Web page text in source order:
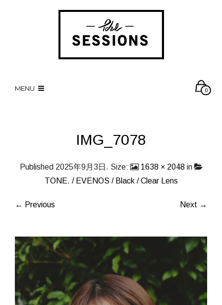
MENU 0
IMG_7078
Published 2025年9月3日 . Size: 1638 × 2048in
TONE. / EVENOS / Black / Clear Lens
← Previous Next →